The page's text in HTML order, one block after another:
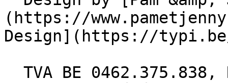
(https://
Design](https://